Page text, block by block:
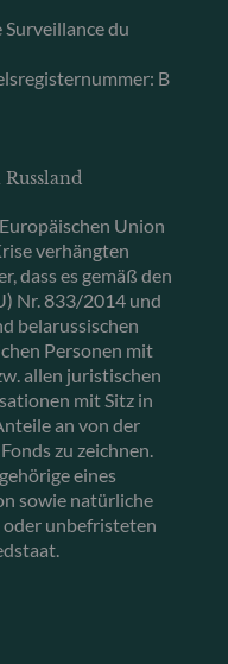
du
B
Union
verhängten
dass es gemäß den
Nr. 833/2014 und
belarussischen
Personen mit
allen juristischen
mit Sitz in
an von der
zu zeichnen.
eines
sowie natürliche
unbefristeten